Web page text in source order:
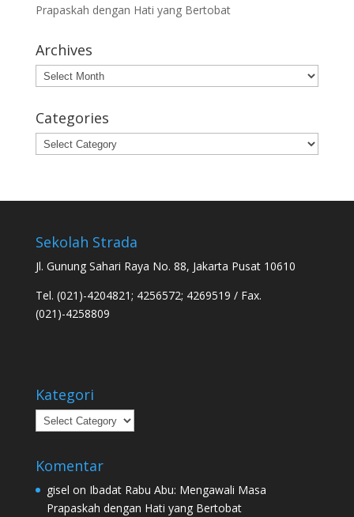
Prapaskah dengan Hati yang Bertobat
Archives
Archives
Categories
Categories
Sekolah Strada
Jl. Gunung Sahari Raya No. 88, Jakarta Pusat 10610
Tel. (021)-4204821; 4256572; 4269519 / Fax.
(021)-4258809
Kategori
Kategori
Komentar
gisel on Ibadat Rabu Abu: Mengawali Masa
Prapaskah dengan Hati yang Bertobat